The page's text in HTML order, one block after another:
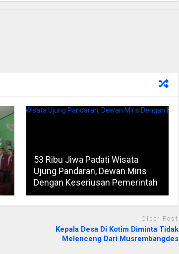
53 Ribu Jiwa Padati Wisata
Ujung Pandaran, Dewan Miris
Dengan Keseriusan Pemerintah
Older Post
Kepala Desa Di Kotim Diminta Tidak
Melenceng Dari Musrembangdes